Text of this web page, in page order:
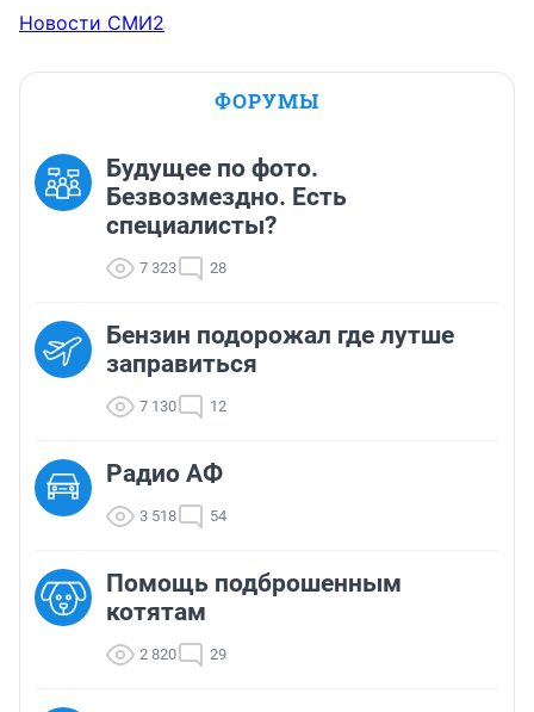
Новости СМИ2
ФОРУМЫ
Будущее по фото.
Безвозмездно. Есть
специалисты?
7 323 28
Бензин подорожал где лутше
заправиться
7 130 12
Радио АФ
3 518 54
Помощь подброшенным
котятам
2 820 29